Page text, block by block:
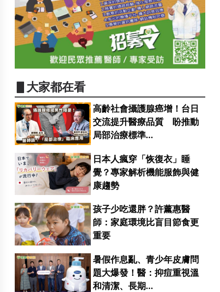
▋大家都在看
高齡社會攝護腺癌增！台日
交流提升醫療品質 盼推動
局部治療標準...
日本人瘋穿「恢復衣」睡
覺？專家解析機能服飾與健
康趨勢
孩子少吃還胖？許薰惠醫
師：家庭環境比盲目節食更
重要
暑假作息亂、青少年皮膚問
題大爆發！醫：抑痘重視溫
和清潔、長期...